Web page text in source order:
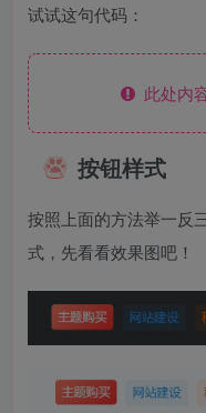
试试这句代码：
此处内
按钮样式
按照上面的方法举一反
式，先看看效果图吧！